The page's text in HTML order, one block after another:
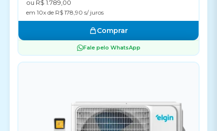
ou R$ 1.789,00
em 10x de R$ 178,90 s/ juros
Comprar
Fale pelo WhatsApp